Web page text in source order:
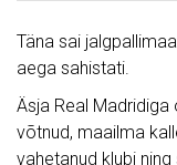
Täna sai
aega sahistati.
Äsja Real
võtnud, maailma
vahetanud klubi